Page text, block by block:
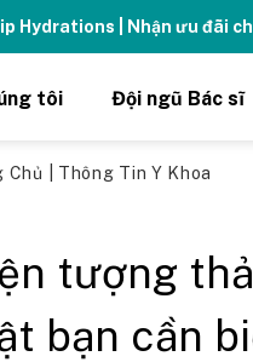
Hydrations | Nhận ưu đãi
tôi Đội ngũ Bác sĩ
Chủ Thông Tin Y Khoa
tượng
bạn cần